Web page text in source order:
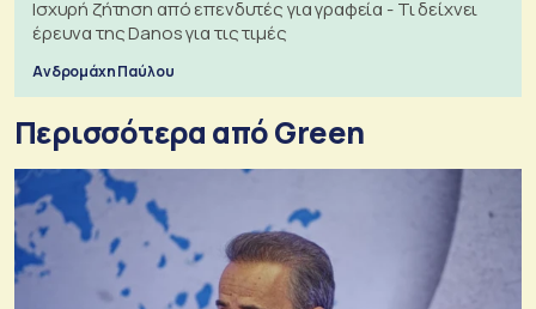
Ισχυρή ζήτηση από επενδυτές για γραφεία - Τι δείχνει
έρευνα της Danos για τις τιμές
Ανδρομάχη Παύλου
Περισσότερα από Green